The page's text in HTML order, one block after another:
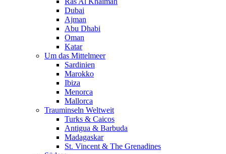
Dubai
Ajman
Abu Dhabi
Oman
Katar
Um das Mittelmeer
Sardinien
Marokko
Ibiza
Menorca
Mallorca
Trauminseln Weltweit
Turks & Caicos
Antigua & Barbuda
Madagaskar
St. Vincent & The Grenadines